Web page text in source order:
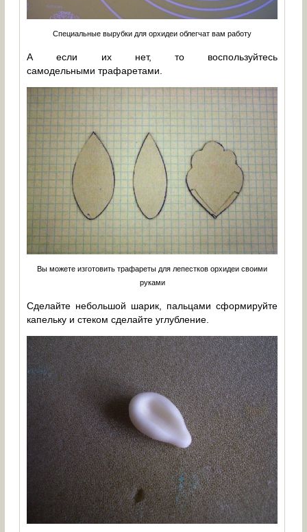
Специальные вырубки для орхидеи облегчат вам работу
А если их нет, то воспользуйтесь
самодельными трафаретами.
Вы можете изготовить трафареты для лепестков орхидеи своими
руками
Сделайте небольшой шарик, пальцами сформируйте
капельку и стеком сделайте углубление.